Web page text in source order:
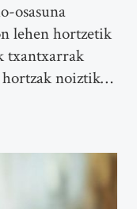
osasuna
lehen hortzetik
txantxarrak
hortzak noiztik…